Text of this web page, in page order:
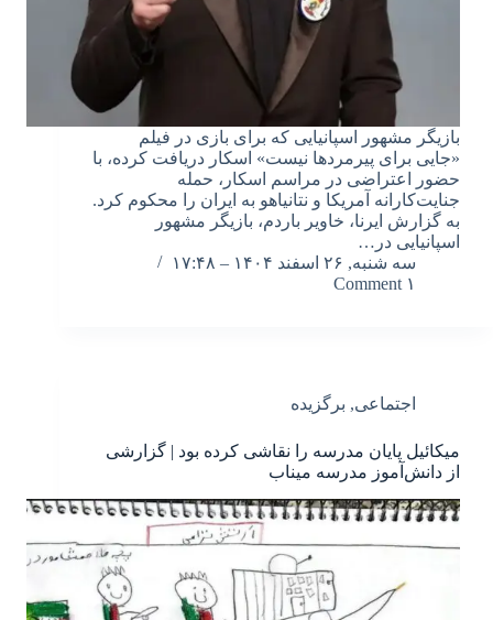
بازیگر مشهور اسپانیایی که برای بازی در فیلم
«جایی برای پیرمردها نیست» اسکار دریافت کرده، با
حضور اعتراضی در مراسم اسکار، حمله
جنایت‌کارانه آمریکا و نتانیاهو به ایران را محکوم کرد.
به گزارش ایرنا، خاویر باردم، بازیگر مشهور
اسپانیایی در…
سه شنبه, ۲۶ اسفند ۱۴۰۴ – ۱۷:۴۸
۱ Comment
اجتماعی, برگزیده
میکائیل پایان مدرسه را نقاشی کرده بود | گزارشی
از دانش‌آموز مدرسه میناب